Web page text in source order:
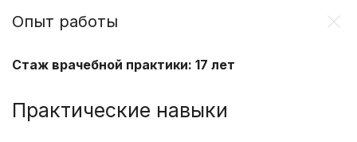
Опыт работы
Стаж врачебной практики: 17 лет
Практические навыки